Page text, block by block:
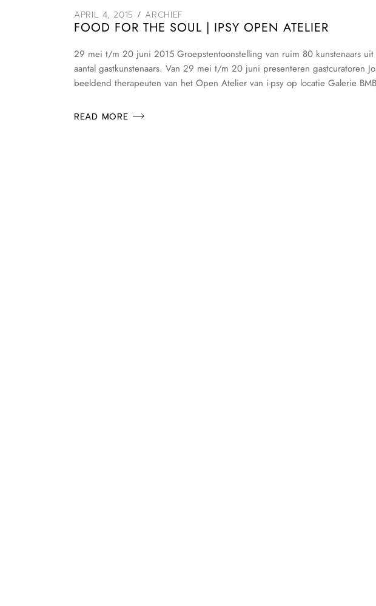
APRIL 4, 2015 ARCHIEF
FOOD FOR THE SOUL | IPSY OPEN ATELIER
29 mei t/m 20 juni 2015 Groepstentoonstelling van ruim 80 kunstenaars
aantal gastkunstenaars. Van 29 mei t/m 20 juni presenteren gastcuratoren
beeldend therapeuten van het Open Atelier van i-psy op locatie Galerie
READ MORE